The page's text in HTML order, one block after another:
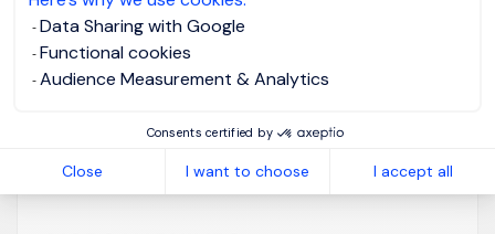
Data Sharing with Google
Functional cookies
Audience Measurement & Analytics
Consents certified by
Close I want to choose I accept all
Notre client est une entreprise française du secteur
de la santé. Acteur majeur de son marché, elle est
reconnue pour son engagement en faveur de
son compte un Chief Data Officer – Responsable
Missions principales...